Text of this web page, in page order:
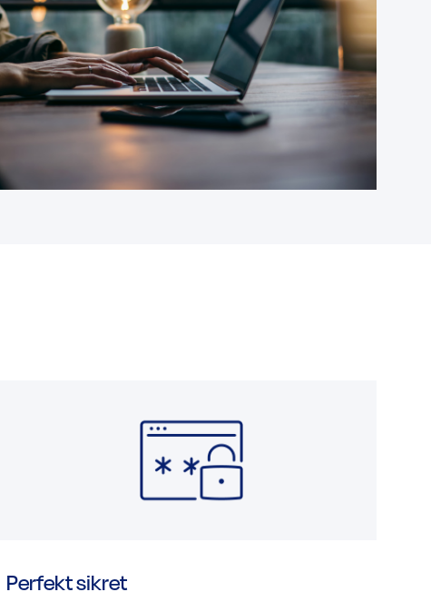
Perfekt sikret